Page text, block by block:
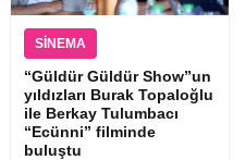
SINEMA
“Güldür Güldür Show”un
yıldızları Burak Topaloğlu
ile Berkay Tulumbacı
“Ecünni” filminde
buluştu